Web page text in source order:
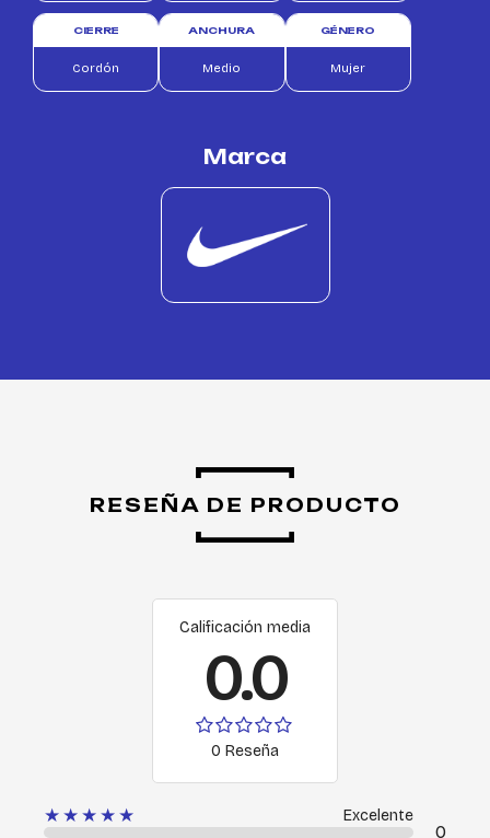
CIERRE
Cordón
ANCHURA
Medio
GÉNERO
Mujer
Marca
RESEÑA DE PRODUCTO
Calificación media
0.0
0 Reseña
★★★★★ Excelente
0